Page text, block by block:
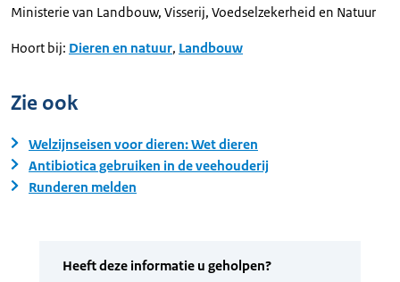
Ministerie van Landbouw, Visserij, Voedselzekerheid en Natuur
Hoort bij: Dieren en natuur, Landbouw
Zie ook
Welzijnseisen voor dieren: Wet dieren
Antibiotica gebruiken in de veehouderij
Runderen melden